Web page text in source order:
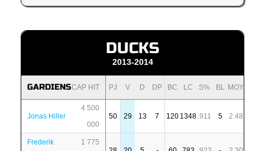
DUCKS
2013-2014
GARDIENSCAP HIT PJ V D DP BC LC S% BL MOY
Jonas Hiller
4 500
000
50 29 13 7 120 1348 .911 5 2.48
Frederik
1 775